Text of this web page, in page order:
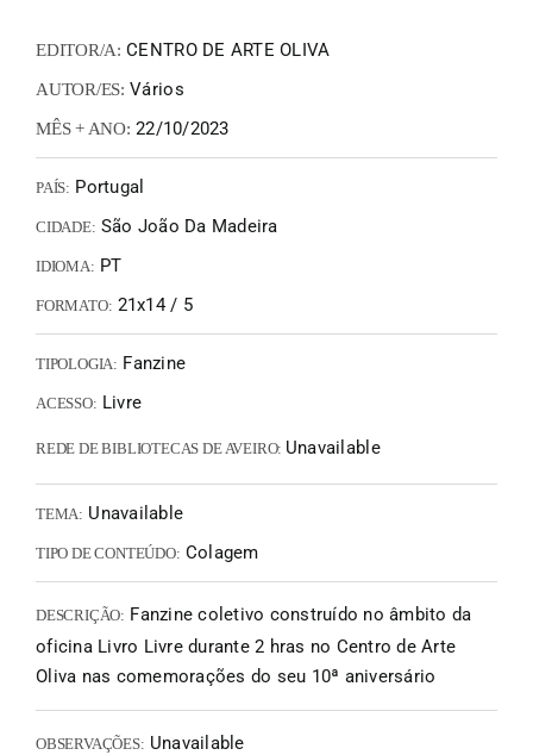
EDITOR/A: CENTRO DE ARTE OLIVA
AUTOR/ES: Vários
MÊS + ANO: 22/10/2023
PAÍS: Portugal
CIDADE: São João Da Madeira
IDIOMA: PT
FORMATO: 21x14 / 5
TIPOLOGIA: Fanzine
ACESSO: Livre
REDE DE BIBLIOTECAS DE AVEIRO: Unavailable
TEMA: Unavailable
TIPO DE CONTEÚDO: Colagem
DESCRIÇÃO: Fanzine coletivo construído no âmbito da
oficina Livro Livre durante 2 hras no Centro de Arte
Oliva nas comemorações do seu 10ª aniversário
OBSERVAÇÕES: Unavailable